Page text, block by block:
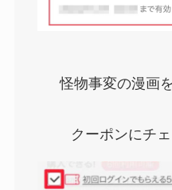
怪物事変の漫画
クーポンにチ